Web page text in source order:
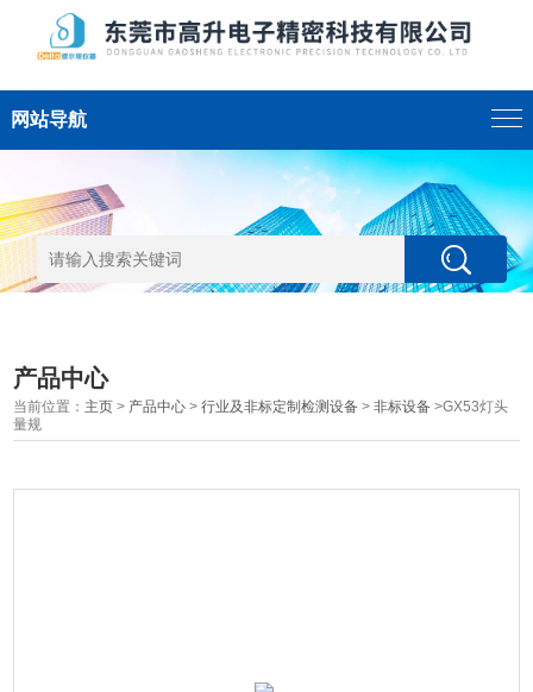
网站导航
产品中心
当前位置： 主页 > 产品中心 >行业及非标定制检测设备 >非标设备 >GX53灯头
量规